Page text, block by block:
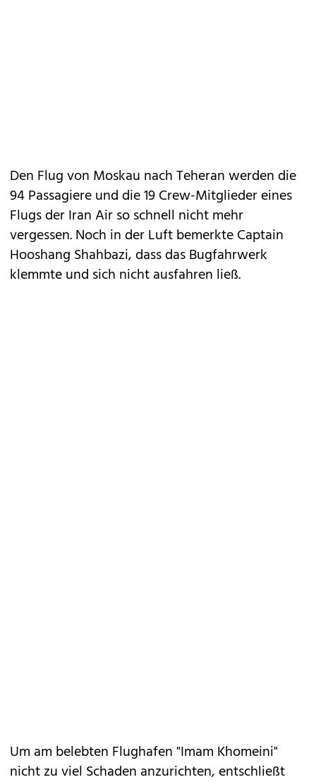
Den Flug von Moskau nach Teheran werden die
94 Passagiere und die 19 Crew-Mitglieder eines
Flugs der Iran Air so schnell nicht mehr
vergessen. Noch in der Luft bemerkte Captain
Hooshang Shahbazi, dass das Bugfahrwerk
klemmte und sich nicht ausfahren ließ.
Um am belebten Flughafen "Imam Khomeini"
nicht zu viel Schaden anzurichten, entschließt